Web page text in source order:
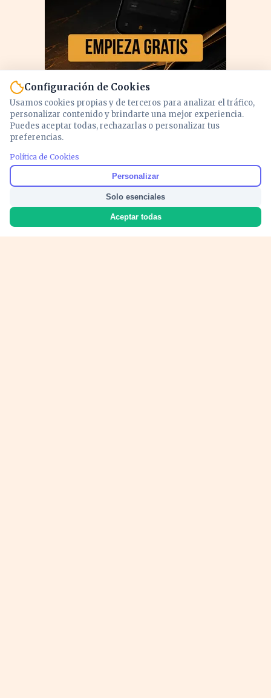
Configuración de Cookies
Usamos cookies propias y de terceros para analizar el tráfico,
personalizar contenido y brindarte una mejor experiencia.
Puedes aceptar todas, rechazarlas o personalizar tus
preferencias.
Política de Cookies
Personalizar
Solo esenciales
Aceptar todas